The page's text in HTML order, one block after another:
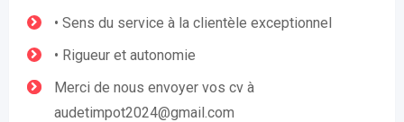
• Sens du service à la clientèle exceptionnel
• Rigueur et autonomie
Merci de nous envoyer vos cv à
audetimpot2024@gmail.com